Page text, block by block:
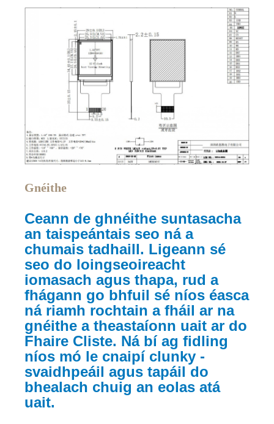
Gnéithe
Ceann de ghnéithe suntasacha
an taispeántais seo ná a
chumais tadhaill. Ligeann sé
seo do loingseoireacht
iomasach agus thapa, rud a
fhágann go bhfuil sé níos éasca
ná riamh rochtain a fháil ar na
gnéithe a theastaíonn uait ar do
Fhaire Cliste. Ná bí ag fidling
níos mó le cnaipí clunky -
svaidhpeáil agus tapáil do
bhealach chuig an eolas atá
uait.